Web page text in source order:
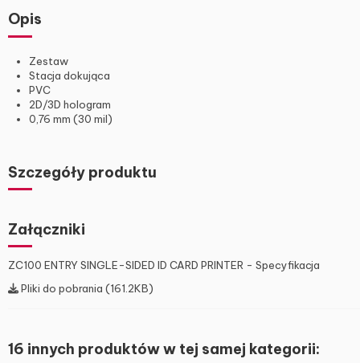
Opis
Zestaw
Stacja dokująca
PVC
2D/3D hologram
0,76 mm (30 mil)
Szczegóły produktu
Załączniki
ZC100 ENTRY SINGLE-SIDED ID CARD PRINTER - Specyfikacja
Pliki do pobrania (161.2KB)
16 innych produktów w tej samej kategorii: